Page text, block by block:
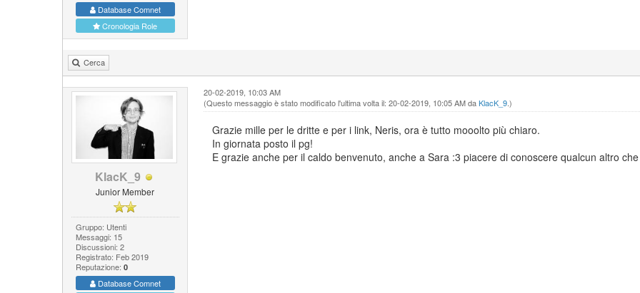
Database Comnet
Cronologia Role
Cerca
KlacK_9
Junior Member
Gruppo: Utenti
Messaggi: 15
Discussioni: 2
Registrato: Feb 2019
Reputazione: 0
Database Comnet
20-02-2019, 10:03 AM
(Questo messaggio è stato modificato l'ultima volta il: 20-02-2019, 10:05 AM daKlacK_9.)
Grazie mille per le dritte e per i link, Neris, ora è tutto mooolto più chiaro.
In giornata posto il pg!
E grazie anche per il caldo benvenuto, anche a Sara :3 piacere di conoscere qualcun altro